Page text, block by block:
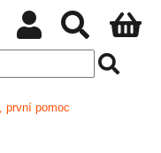
první pomoc